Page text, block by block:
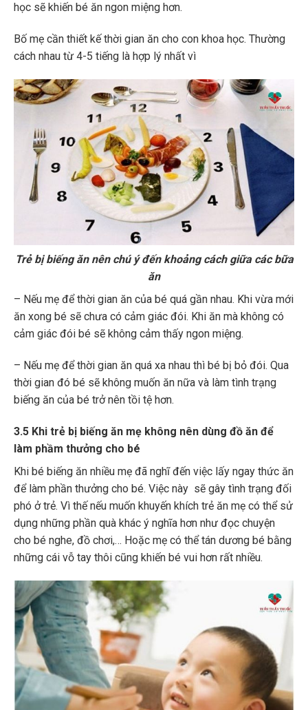
học sẽ khiến bé ăn ngon miệng hơn.
Bố mẹ cần thiết kế thời gian ăn cho con khoa học. Thường
cách nhau từ 4-5 tiếng là hợp lý nhất vì
Trẻ bị biếng ăn nên chú ý đến khoảng cách giữa các bữa
ăn
– Nếu mẹ để thời gian ăn của bé quá gần nhau. Khi vừa mới
ăn xong bé sẽ chưa có cảm giác đói. Khi ăn mà không có
cảm giác đói bé sẽ không cảm thấy ngon miệng.
– Nếu mẹ để thời gian ăn quá xa nhau thì bé bị bỏ đói. Qua
thời gian đó bé sẽ không muốn ăn nữa và làm tình trạng
biếng ăn của bé trở nên tồi tệ hơn.
3.5 Khi trẻ bị biếng ăn mẹ không nên dùng đồ ăn để
làm phầm thưởng cho bé
Khi bé biếng ăn nhiều mẹ đã nghĩ đến việc lấy ngay thức ăn
để làm phần thưởng cho bé. Việc này sẽ gây tình trạng đối
phó ở trẻ. Vì thế nếu muốn khuyến khích trẻ ăn mẹ có thể sử
dụng những phần quà khác ý nghĩa hơn như đọc chuyện
cho bé nghe, đồ chơi,… Hoặc mẹ có thể tán dương bé bằng
những cái vỗ tay thôi cũng khiến bé vui hơn rất nhiều.